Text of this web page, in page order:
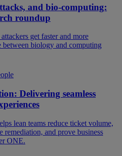
and bio-computing:
roundup
get faster and more
biology and computing
Delivering seamless
lean teams reduce ticket volume,
remediation, and prove business
ONE.